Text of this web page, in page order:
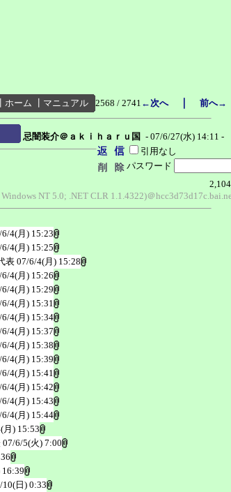
ホーム マニュアル 2568 / 2741 ←次へ｜ 前へ→
忌闇装介＠ａｋｉｈａｒｕ国 - 07/6/27(水) 14:11 -
引用なし
パスワード
NT 5.0; .NET CLR 1.1.4322)＠
6/4(月) 15:23
6/4(月) 15:25
表07/6/4(月) 15:28
6/4(月) 15:26
6/4(月) 15:29
4(月) 15:31
6/4(月) 15:34
6/4(月) 15:37
6/4(月) 15:38
6/4(月) 15:39
4(月) 15:41
6/4(月) 15:42
6/4(月) 15:43
6/4(月) 15:44
月) 15:53
07/6/5(火) 7:00
10(日) 0:33